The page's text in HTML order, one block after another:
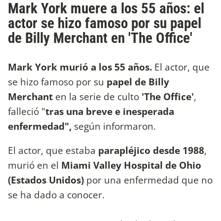
Mark York muere a los 55 años: el
actor se hizo famoso por su papel
de Billy Merchant en 'The Office'
Mark York murió a los 55 años. El actor, que
se hizo famoso por su papel de Billy
Merchant en la serie de culto 'The Office',
falleció "tras una breve e inesperada
enfermedad", según informaron.
El actor, que estaba parapléjico desde 1988,
murió en el Miami Valley Hospital de Ohio
(Estados Unidos) por una enfermedad que no
se ha dado a conocer.